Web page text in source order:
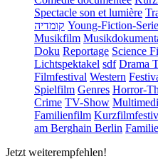
Spectacle son et lumière
קומדיה Young-Fiction-Serie
Musikfilm
Doku Reportage Science
Lichtspektakel sdf Drama
Filmfestival Western
Spielfilm Genres Horror-
Crime TV-Show
Familienfilm
am Berghain Berlin
Jetzt weiterempfehlen!